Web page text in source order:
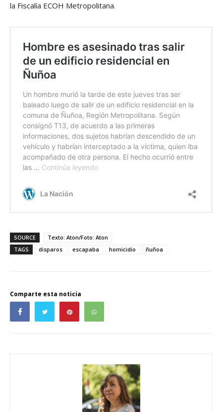
la Fiscalía ECOH Metropolitana.
SOURCE
Texto: Aton/Foto: Aton
TAGS
disparos escapaba homicidio ñuñoa
Comparte esta noticia